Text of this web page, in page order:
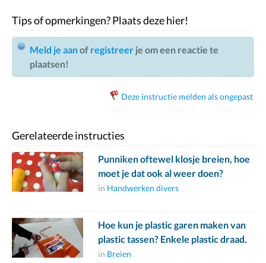
Tips of opmerkingen? Plaats deze hier!
Meld je aanof registreer je om een reactie te
plaatsen!
Deze instructie melden als ongepast
Gerelateerde instructies
Punniken oftewel klosje breien, hoe
moet je dat ook al weer doen?
in Handwerken divers
Hoe kun je plastic garen maken van
plastic tassen? Enkele plastic draad.
in Breien